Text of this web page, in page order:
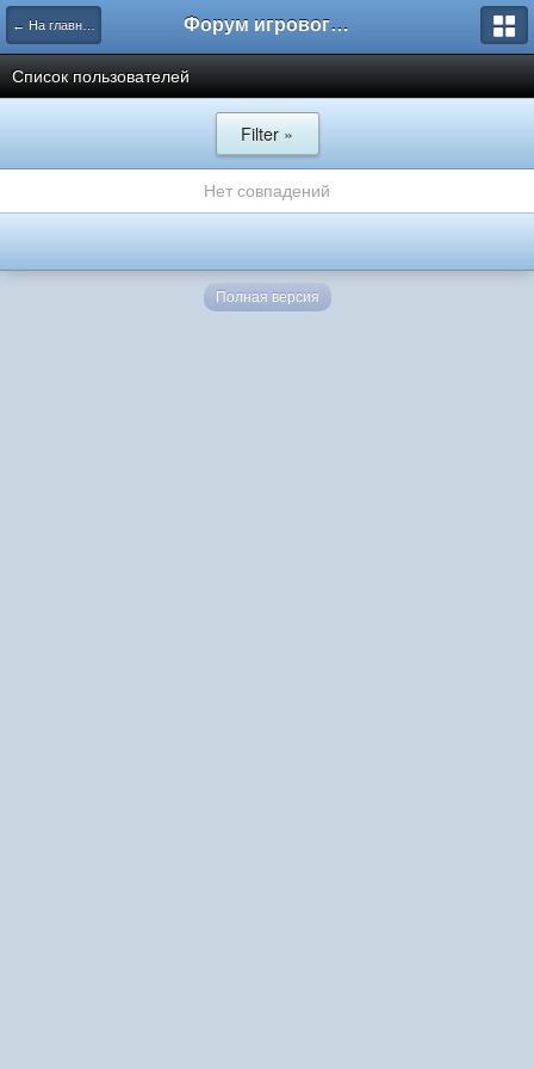
← На главную Форум игрового проекта Riverrise
Список пользователей
Filter »
Нет совпадений
Полная версия